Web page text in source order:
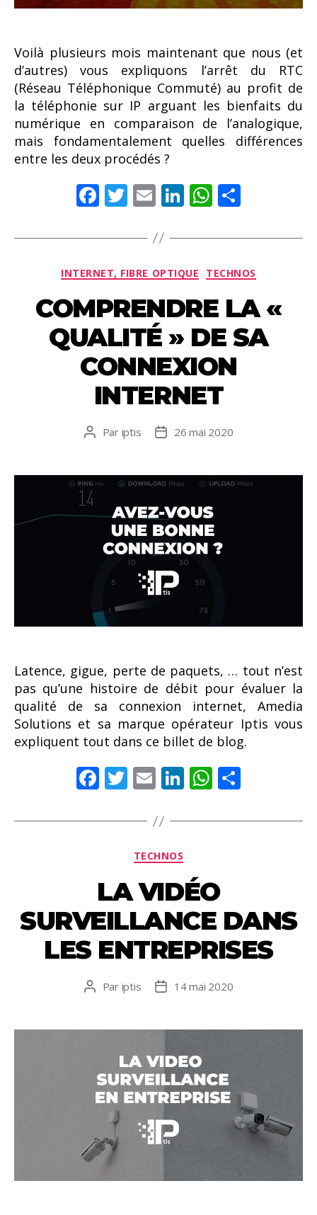
Voilà plusieurs mois maintenant que nous (et
d’autres) vous expliquons l’arrêt du RTC
(Réseau Téléphonique Commuté) au profit de
la téléphonie sur IP arguant les bienfaits du
numérique en comparaison de l’analogique,
mais fondamentalement quelles différences
entre les deux procédés ?
F
e
b
o
o
k
T
itt
er
E
ai
l
Li
k
e
dI
n
W
at
s
A
p
p
ta
g
er
Catégories
INTERNET, FIBRE OPTIQUE TECHNOS
COMPRENDRE LA «
QUALITÉ » DE SA
CONNEXION
INTERNET
Auteur
Par iptis
Date26 mai 2020
Latence, gigue, perte de paquets, … tout n’est
pas qu’une histoire de débit pour évaluer la
qualité de sa connexion internet, Amedia
Solutions et sa marque opérateur Iptis vous
expliquent tout dans ce billet de blog.
F
e
o
k
T
itt
er
E
ai
l
Li
k
dI
n
W
at
p
p
ta
Catégories
TECHNOS
LA VIDÉO
SURVEILLANCE DANS
LES ENTREPRISES
Auteur
Par iptis
Date14 mai 2020